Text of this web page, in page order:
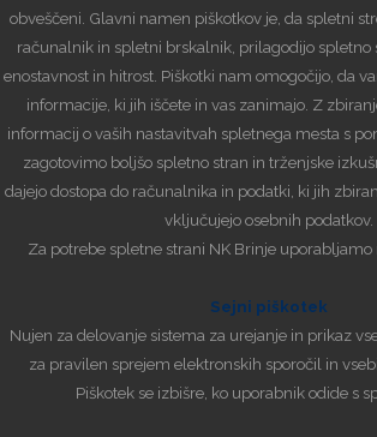
obveščeni. Glavni namen piškotkov je, da spletni
računalnik in spletni brskalnik, prilagodijo spletno
enostavnost in hitrost. Piškotki nam omogočijo, da
informacije, ki jih iščete in vas zanimajo. Z
informacij o vaših nastavitvah spletnega mesta s
zagotovimo boljšo spletno stran in trženjske
dajejo dostopa do računalnika in podatki, ki jih
vključujejo osebnih podatkov.
Za potrebe spletne strani NK Brinje uporabljamo
Sejni piškotek
Nujen za delovanje sistema za urejanje in prikaz
za pravilen sprejem elektronskih sporočil in
Piškotek se izbišre, ko uporabnik odide s